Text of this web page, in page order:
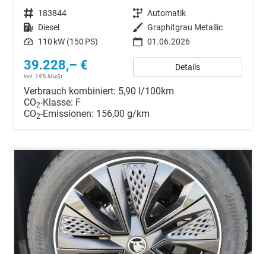
Fahrzeugnr. 183844 Getriebe Automatik
Kraftstoff Diesel Außenfarbe Graphitgrau Metallic
Leistung 110 kW (150 PS) 01.06.2026
39.228,– €
incl. 19% MwSt.
Details
Verbrauch kombiniert: 5,90 l/100km
CO2-Klasse: F
CO2-Emissionen: 156,00 g/km